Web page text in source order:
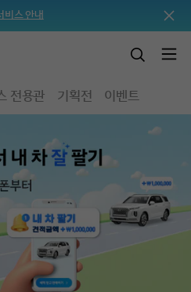
비스 안내
전용관 기획전 이벤트